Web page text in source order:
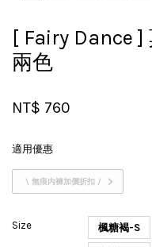
[ Fairy Dance
兩色
NT$ 760
適用優惠
\ 無痕內褲加價折扣 /
Size 楓糖褐-S